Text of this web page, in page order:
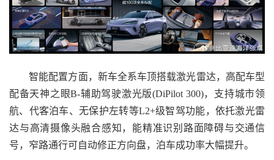
智能配置方面，新车全系车顶搭载激光雷达，高配车型
配备天神之眼B-辅助驾驶激光版(DiPilot 300)，支持城市领
航、代客泊车、无保护左转等L2+级智驾功能，依托激光雷
达与高清摄像头融合感知，能精准识别路面障碍与交通信
号，窄路通行可自动修正方向盘，泊车成功率大幅提升。